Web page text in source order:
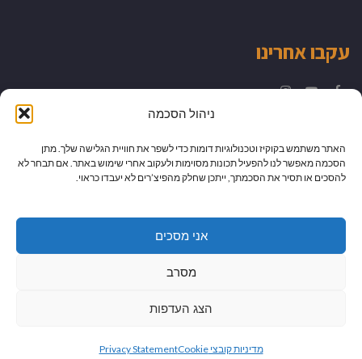
ניהול הסכמה
האתר משתמש בקוקיז וטכנולוגיות דומות כדי לשפר את חוויית הגלישה שלך. מתן
הסכמה מאפשר לנו להפעיל תכונות מסוימות ולעקוב אחרי שימוש באתר. אם תבחר לא
להסכים או תסיר את הסכמתך, ייתכן שחלק מהפיצ’רים לא יעבדו כראוי.
אני מסכים
מסרב
הצג העדפות
מדיניות קובצי Cookie Privacy Statement
עקבו אחרינו
מיתוג עיצוב ובניית אתרים